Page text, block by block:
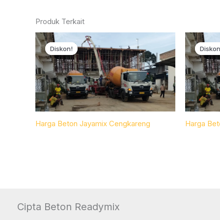
Produk Terkait
Diskon!
Diskon!
Harga Beton Jayamix Cengkareng Harga
Cipta Beton Readymix